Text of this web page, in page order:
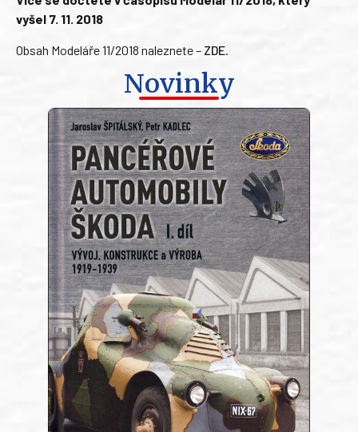
vyšel 7. 11. 2018
Obsah Modeláře 11/2018 naleznete – ZDE.
Novinky